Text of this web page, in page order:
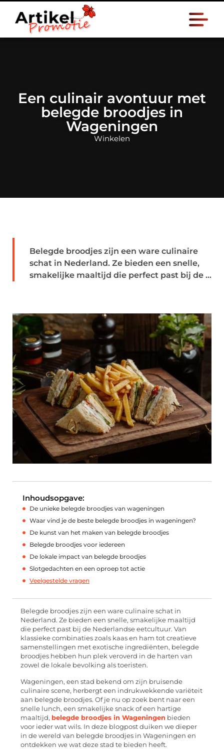
Een culinair avontuur met
belegde broodjes in
Wageningen
Winkelen
Belegde broodjes zijn een ware culinaire
schat in Nederland. Ze bieden een snelle,
smakelijke maaltijd die perfect past bij de ...
Inhoudsopgave:
De unieke belegde broodjes van wageningen
Waar vind je de beste belegde broodjes in wageningen?
De kunst van het maken van belegde broodjes
Belegde broodjes voor iedereen
De lokale impact van belegde broodjes
Slotgedachten en een oproep tot actie
Veelgestelde vragen
Belegde broodjes zijn een ware culinaire schat in
Nederland. Ze bieden een snelle, smakelijke maaltijd
die perfect past bij de Nederlandse eetcultuur. Van
klassieke combinaties zoals kaas en ham tot creatieve
samenstellingen met exotische ingrediënten, belegde
broodjes hebben hun plek veroverd in de harten van
zowel de lokale bevolking als toeristen.
Wageningen, een stad bekend om zijn bruisende
culinaire scene, herbergt een indrukwekkende variëteit
aan belegde broodjes. Of je nu op zoek bent naar een
snelle lunch, een smakelijke snack of een hartige
maaltijd, belegde broodjes in Wageningen bieden
voor ieder wat wils. In deze blogpost duiken we dieper
in de wereld van belegde broodjes in Wageningen en
ontdekken we wat deze stad te bieden heeft.